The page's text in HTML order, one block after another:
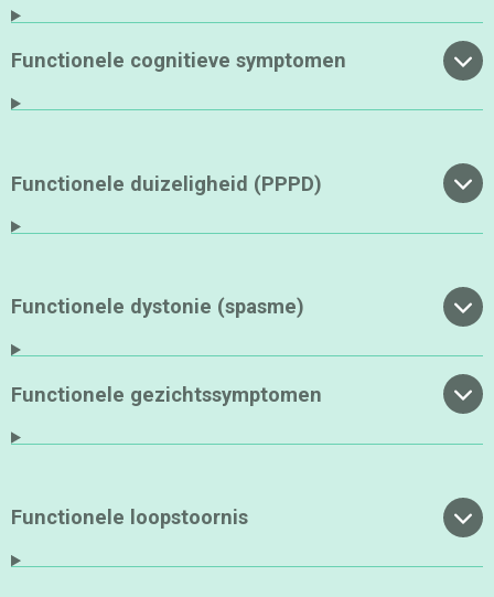
Functionele cognitieve symptomen
Functionele duizeligheid (PPPD)
Functionele dystonie (spasme)
Functionele gezichtssymptomen
Functionele loopstoornis